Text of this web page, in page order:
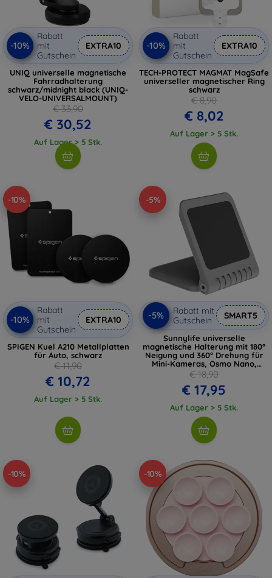
-10%
Rabatt
mit
Gutschein
EXTRA10
UNIQ universelle magnetische
Fahrradhalterung
schwarz/midnight black (UNIQ-
VELO-UNIVERSALMOUNT)
€ 33,90
€ 30,52
Auf Lager > 5 Stk.
-10%
Rabatt
mit
Gutschein
EXTRA10
TECH-PROTECT MAGMAT MagSafe
universeller magnetischer Ring
schwarz
€ 8,90
€ 8,02
Auf Lager > 5 Stk.
-10%
-10%
Rabatt
mit
Gutschein
EXTRA10
SPIGEN Kuel A210 Metallplatten
für Auto, schwarz
€ 11,90
€ 10,72
Auf Lager > 5 Stk.
-5%
-5%
Rabatt mit
Gutschein
SMART5
Sunnylife universelle
magnetische Halterung mit 180°
Neigung und 360° Drehung für
Mini-Kameras, Osmo Nano,
Insta360 GO
€ 18,90
€ 17,95
Auf Lager > 5 Stk.
-10% -10%